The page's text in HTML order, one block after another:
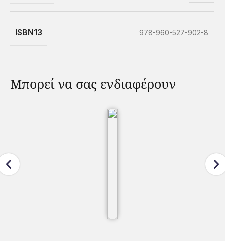
ISBN13 978-960-527-902-8
Μπορεί να σας ενδιαφέρουν